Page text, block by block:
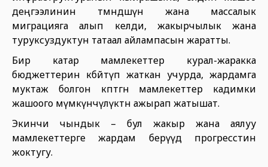
деңгээлинин төмөндөшүнө жана массалык
миграцияга алып келди, жакырчылык жана
туруксуздуктун татаал айлампасын жаратты.
Бир катар мамлекеттер курал-жаракка
бюджеттерин көбөйтүп жаткан учурда, жардамга
муктаж болгон көптөгөн мамлекеттер кадимки
жашоого мүмкүнчүлүктөн ажырап жатышат.
Экинчи чындык – бул жакыр жана аялуу
мамлекеттерге жардам берүүдө прогресстин
жоктугу.